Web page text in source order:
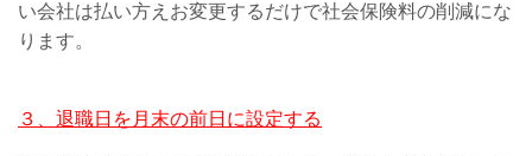
い会社は払い方えお変更するだけで社会保険料の削減にな
ります。
３、退職日を月末の前日に設定する